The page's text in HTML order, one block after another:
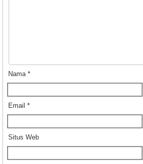
Nama *
Email *
Situs Web